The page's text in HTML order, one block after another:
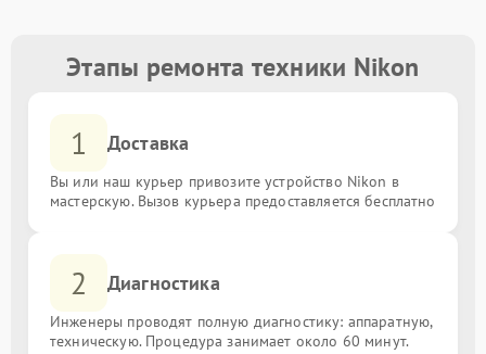
Этапы ремонта техники Nikon
1 Доставка
Вы или наш курьер привозите устройство Nikon в
мастерскую. Вызов курьера предоставляется бесплатно
2 Диагностика
Инженеры проводят полную диагностику: аппаратную,
техническую. Процедура занимает около 60 минут.